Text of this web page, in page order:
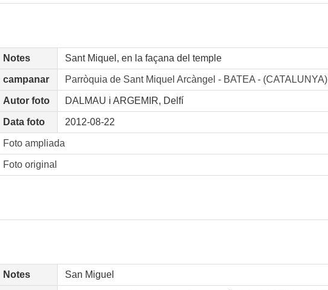
Notes Sant Miquel, en la façana del temple
campanar Parròquia de Sant Miquel Arcàngel - BATEA - (CATALUNYA)
Autor foto DALMAU i ARGEMIR, Delfí
Data foto 2012-08-22
Foto ampliada
Foto original
Notes San Miguel